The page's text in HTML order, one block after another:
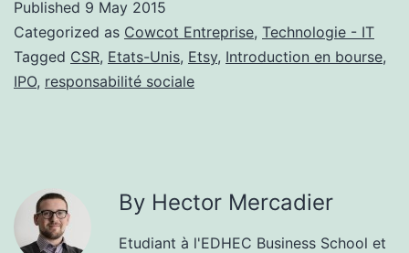
Published 9 May 2015
Categorized as Cowcot Entreprise, Technologie - IT
Tagged CSR, Etats-Unis, Etsy, Introduction en bourse,
IPO, responsabilité sociale
By Hector Mercadier
Etudiant à l'EDHEC Business School et